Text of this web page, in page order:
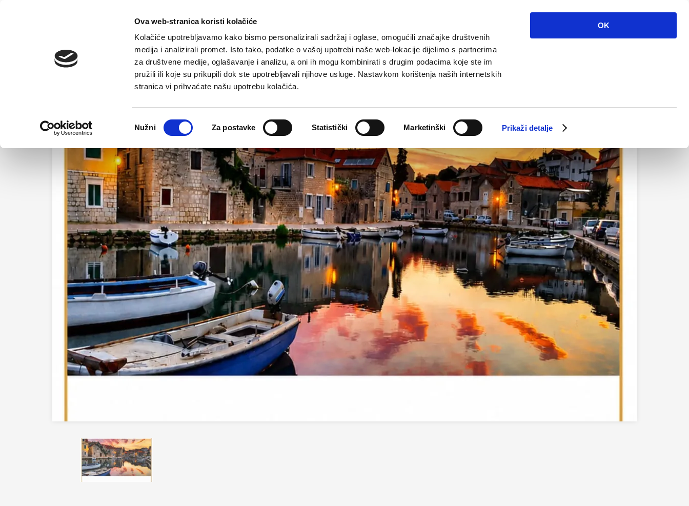
Ova web-stranica koristi kolačiće
Kolačiće upotrebljavamo kako bismo personalizirali sadržaj i oglase, omogućili značajke društvenih
medija i analizirali promet. Isto tako, podatke o vašoj upotrebi naše web-lokacije dijelimo s partnerima
za društvene medije, oglašavanje i analizu, a oni ih mogu kombinirati s drugim podacima koje ste im
pružili ili koje su prikupili dok ste upotrebljavali njihove usluge. Nastavkom korištenja naših internetskih
stranica vi prihvaćate našu upotrebu kolačića.
pristanka
Nužni Za postavke Statistički Marketinški Prikaži detalje
OK
Početna Turistička ponuda